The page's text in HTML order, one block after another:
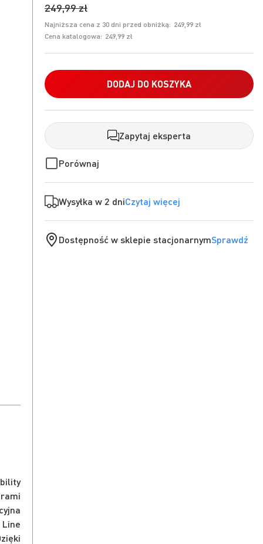
DODAJ DO KOSZYKA
Zapytaj eksperta
Porównaj
249,99 zł
Najniższa cena z 30 dni przed obniżką: 249,99 zł
Cena katalogowa: 249,99 zł
Wysyłka w 2 dniCzytaj więcej
Dostępność w sklepie stacjonarnymSprawdź